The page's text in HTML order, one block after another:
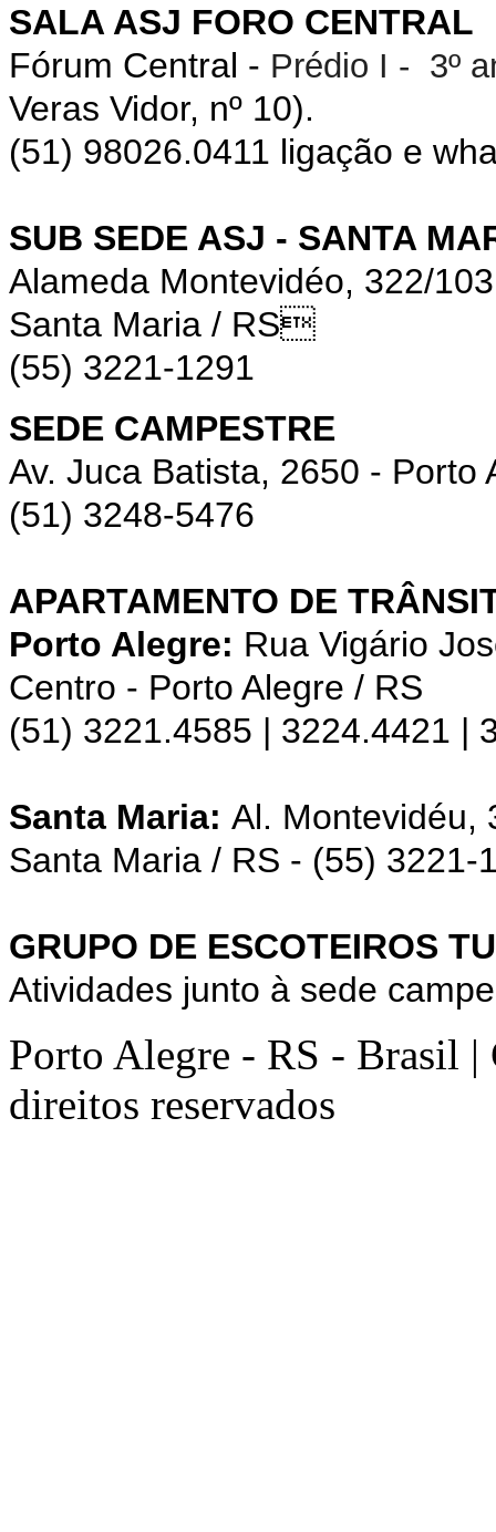
SALA ASJ FORO CENTRAL
Fórum Central - Prédio I - 3º
Veras Vidor, nº 10).
(51) 98026.0411 ligação e
SUB SEDE ASJ - SANTA
Alameda Montevidéo, 322/
Santa Maria / RS
(55) 3221-1291
SEDE CAMPESTRE
Av. Juca Batista, 2650 - Porto
(51) 3248-5476
APARTAMENTO DE
Porto Alegre: Rua Vigário
Centro - Porto Alegre / RS
(51) 3221.4585 | 3224.4421 |
Santa Maria: Al. Montevidéu,
Santa Maria / RS - (55) 3221-
GRUPO DE ESCOTEIROS
Atividades junto à sede
Porto Alegre - RS - Brasil
direitos reservados